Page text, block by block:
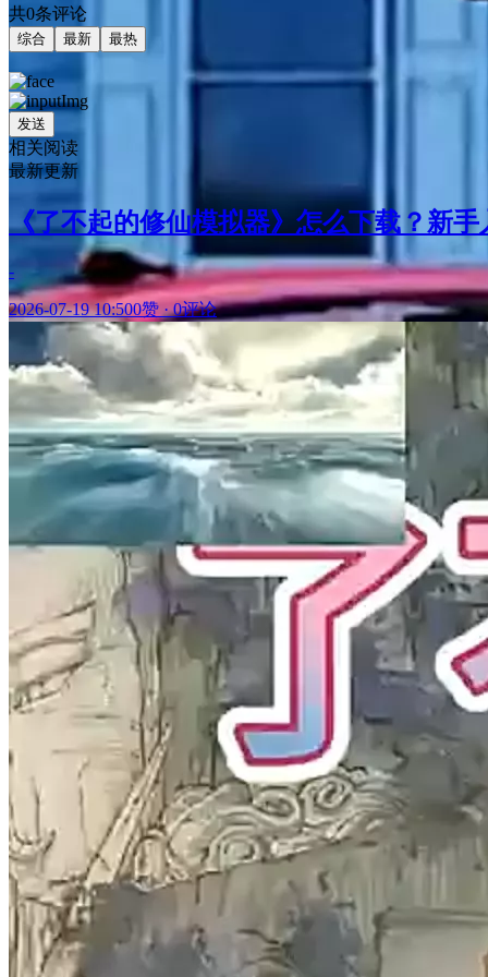
共0条评论
综合 最新 最热
发送
相关阅读
最新更新
《了不起的修仙模拟器》怎么下载？新
-
2026-07-19 10:500赞·0评论